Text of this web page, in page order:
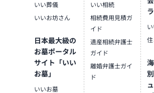
いい葬儀
いいお坊さん
日本最大級の
お墓ポータル
サイト「いい
お墓」
いいお墓
いい相続
相続費用見積ガ
イド
遺産相続弁護士
ガイド
離婚弁護士ガイ
ド